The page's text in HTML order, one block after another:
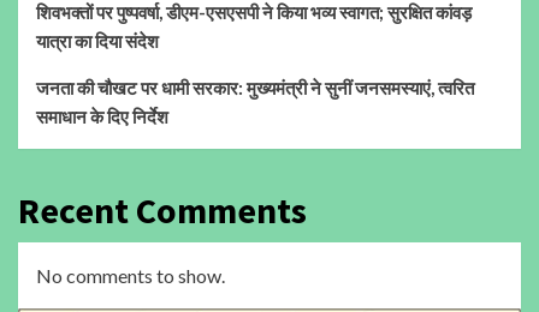
शिवभक्तों पर पुष्पवर्षा, डीएम-एसएसपी ने किया भव्य स्वागत; सुरक्षित कांवड़
यात्रा का दिया संदेश
जनता की चौखट पर धामी सरकार: मुख्यमंत्री ने सुनीं जनसमस्याएं, त्वरित
समाधान के दिए निर्देश
Recent Comments
No comments to show.